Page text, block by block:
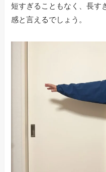
短すぎることもなく、長す
感と言えるでしょう。